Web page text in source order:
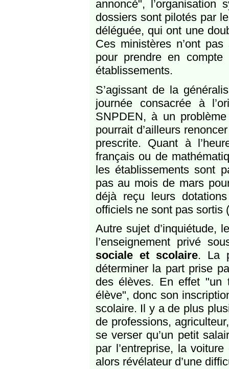
annoncé",
dossiers sont pilotés par
déléguée, qui ont une
Ces ministères n’ont
pour prendre en
établissements.
S’agissant de la
journée consacrée à
SNPDEN, à un
pourrait d’ailleurs
prescrite. Quant à
français ou de
les établissements sont
pas au mois de mars
déjà reçu leurs
officiels ne sont pas sortis
Autre sujet d’inquiétude,
l’enseignement privé
sociale et scolaire. La
déterminer la part prise
des élèves. En effet "un
élève", donc son
scolaire. Il y a de plus
de professions,
se verser qu’un petit
par l’entreprise, la
alors révélateur d’une